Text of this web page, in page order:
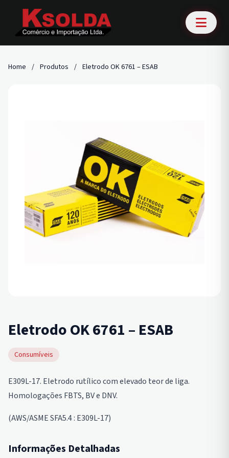
Home / Produtos / Eletrodo OK 6761 – ESAB
Eletrodo OK 6761 – ESAB
Consumíveis
E309L-17. Eletrodo rutílico com elevado teor de liga.
Homologações FBTS, BV e DNV.
(AWS/ASME SFA5.4 : E309L-17)
Informações Detalhadas